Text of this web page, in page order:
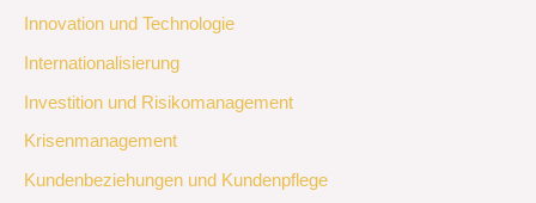
Innovation und Technologie
Internationalisierung
Investition und Risikomanagement
Krisenmanagement
Kundenbeziehungen und Kundenpflege